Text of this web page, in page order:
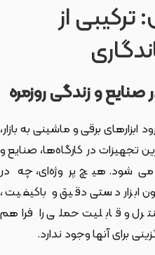
ترکیبی از
و زندگی روزمره
برقی و ماشینی به بازار،
تجهیزات در کارگاه‌ها، صنایع و
هیچ پروژه‌ای، چه در
ابزار دستی دقیق و باکیفیت،
و قابلیت حملی را فراهم
برای آنها وجود ندارد.